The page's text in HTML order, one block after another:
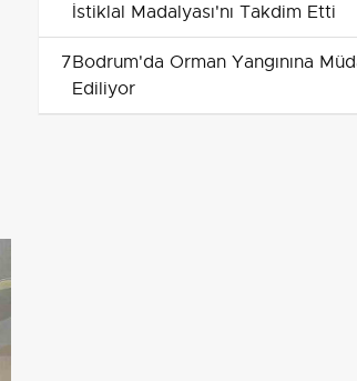
İstiklal Madalyası'nı Takdim Etti
7Bodrum'da Orman Yangınına
Ediliyor